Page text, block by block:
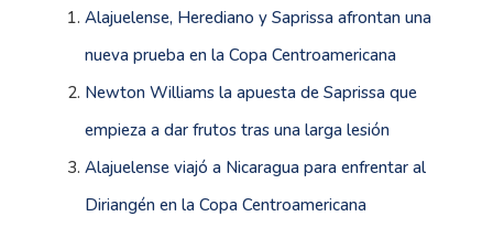
Alajuelense, Herediano y Saprissa afrontan una
nueva prueba en la Copa Centroamericana
Newton Williams la apuesta de Saprissa que
empieza a dar frutos tras una larga lesión
Alajuelense viajó a Nicaragua para enfrentar al
Diriangén en la Copa Centroamericana